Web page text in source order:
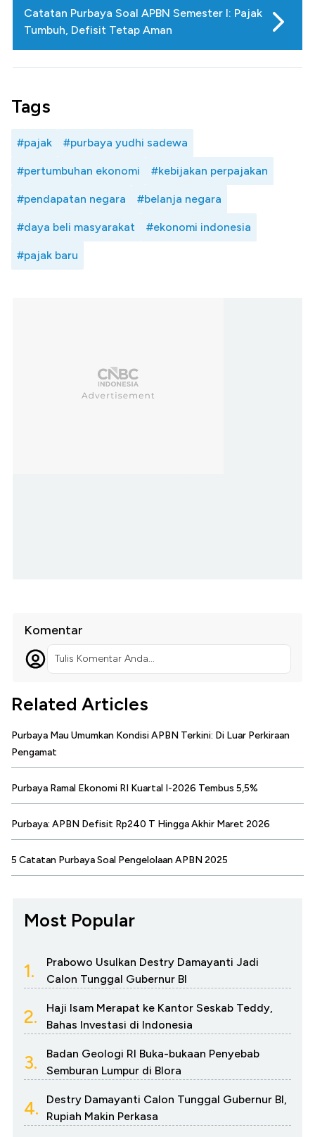
Catatan Purbaya Soal APBN Semester I: Pajak
Tumbuh, Defisit Tetap Aman
Tags
#pajak #purbaya yudhi sadewa
#pertumbuhan ekonomi #kebijakan perpajakan
#pendapatan negara #belanja negara
#daya beli masyarakat #ekonomi indonesia
#pajak baru
Komentar
Tulis Komentar Anda...
Related Articles
Purbaya Mau Umumkan Kondisi APBN Terkini: Di Luar Perkiraan
Pengamat
Purbaya Ramal Ekonomi RI Kuartal I-2026 Tembus 5,5%
Purbaya: APBN Defisit Rp240 T Hingga Akhir Maret 2026
5 Catatan Purbaya Soal Pengelolaan APBN 2025
Most Popular
1.
Prabowo Usulkan Destry Damayanti Jadi
Calon Tunggal Gubernur BI
2.
Haji Isam Merapat ke Kantor Seskab Teddy,
Bahas Investasi di Indonesia
3.
Badan Geologi RI Buka-bukaan Penyebab
Semburan Lumpur di Blora
4.
Destry Damayanti Calon Tunggal Gubernur BI,
Rupiah Makin Perkasa